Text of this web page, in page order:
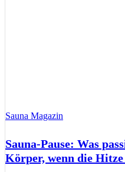
Sauna Magazin
Sauna-Pause: Was
Körper, wenn die